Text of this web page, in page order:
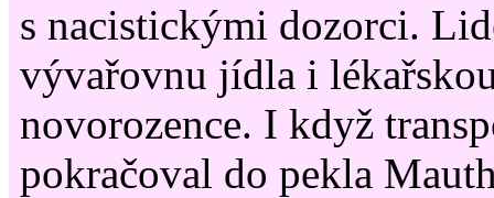
s nacistickými dozorci.
vývařovnu jídla i
novorozence. I když
pokračoval do pekla